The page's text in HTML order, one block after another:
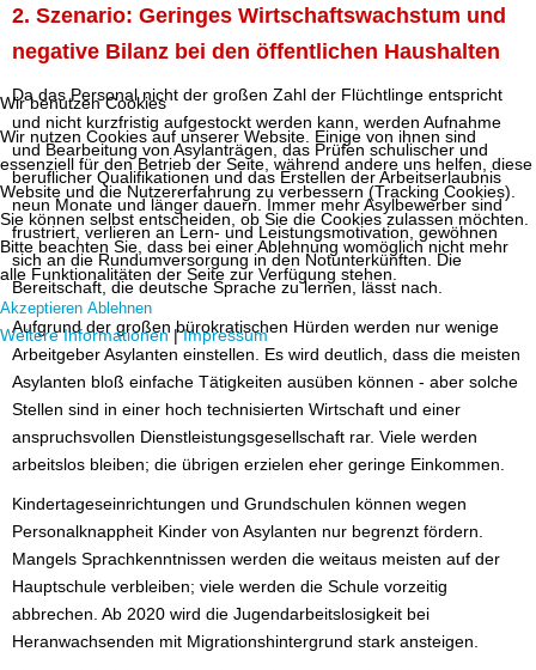
2. Szenario: Geringes Wirtschaftswachstum und
negative Bilanz bei den öffentlichen Haushalten
Da das Personal nicht der großen Zahl der Flüchtlinge entspricht
und nicht kurzfristig aufgestockt werden kann, werden Aufnahme
und Bearbeitung von Asylanträgen, das Prüfen schulischer und
beruflicher Qualifikationen und das Erstellen der Arbeitserlaubnis
neun Monate und länger dauern. Immer mehr Asylbewerber sind
frustriert, verlieren an Lern- und Leistungsmotivation, gewöhnen
sich an die Rundumversorgung in den Notunterkünften. Die
Bereitschaft, die deutsche Sprache zu lernen, lässt nach.
Aufgrund der großen bürokratischen Hürden werden nur wenige
Arbeitgeber Asylanten einstellen. Es wird deutlich, dass die meisten
Asylanten bloß einfache Tätigkeiten ausüben können - aber solche
Stellen sind in einer hoch technisierten Wirtschaft und einer
anspruchsvollen Dienstleistungsgesellschaft rar. Viele werden
arbeitslos bleiben; die übrigen erzielen eher geringe Einkommen.
Kindertageseinrichtungen und Grundschulen können wegen
Personalknappheit Kinder von Asylanten nur begrenzt fördern.
Mangels Sprachkenntnissen werden die weitaus meisten auf der
Hauptschule verbleiben; viele werden die Schule vorzeitig
abbrechen. Ab 2020 wird die Jugendarbeitslosigkeit bei
Heranwachsenden mit Migrationshintergrund stark ansteigen.
Wir benutzen Cookies
Wir nutzen Cookies auf unserer Website. Einige von ihnen sind
essenziell für den Betrieb der Seite, während andere uns helfen, diese
Website und die Nutzererfahrung zu verbessern (Tracking Cookies).
Sie können selbst entscheiden, ob Sie die Cookies zulassen möchten.
Bitte beachten Sie, dass bei einer Ablehnung womöglich nicht mehr
alle Funktionalitäten der Seite zur Verfügung stehen.
Akzeptieren Ablehnen
Weitere Informationen|Impressum